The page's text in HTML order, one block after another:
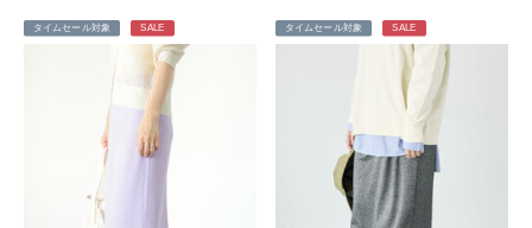
タイムセール対象 SALE タイムセール対象 SALE